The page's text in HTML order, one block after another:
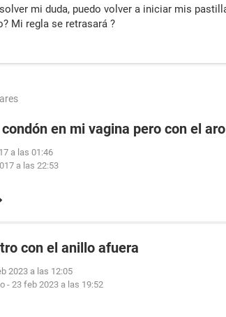
mi duda, puedo volver a iniciar mis
Mi regla se retrasará ?
en mi vagina pero con el
a las 01:46
a las 22:53
con el anillo afuera
2023 a las 12:05
- 23 feb 2023 a las 19:52